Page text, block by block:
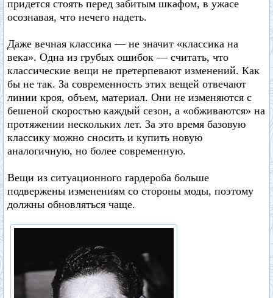
придется стоять перед забитым шкафом, в ужасе
осознавая, что нечего надеть.
Даже вечная классика — не значит «классика на
века». Одна из грубых ошибок — считать, что
классические вещи не претерпевают изменений. Как
бы не так. За современность этих вещей отвечают
линии кроя, объем, материал. Они не изменяются с
бешеной скоростью каждый сезон, а «обживаются» на
протяжении нескольких лет. За это время базовую
классику можно сносить и купить новую
аналогичную, но более современную.
Вещи из ситуационного гардероба больше
подвержены изменениям со стороны моды, поэтому
должны обновляться чаще.